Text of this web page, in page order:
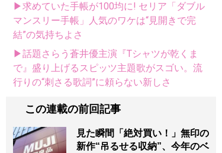
▶求めていた手帳が100均に! セリア「ダブル
マンスリー手帳」人気のワケは“見開きで完
結”の気持ちよさ
▶話題さらう蒼井優主演『Tシャツが乾くま
で』盛り上げるスピッツ主題歌がスゴい。流
行りの“刺さる歌詞”に頼らない新しさ
この連載の前回記事
見た瞬間「絶対買い！」無印の
新作“吊るせる収納”、今年のベ